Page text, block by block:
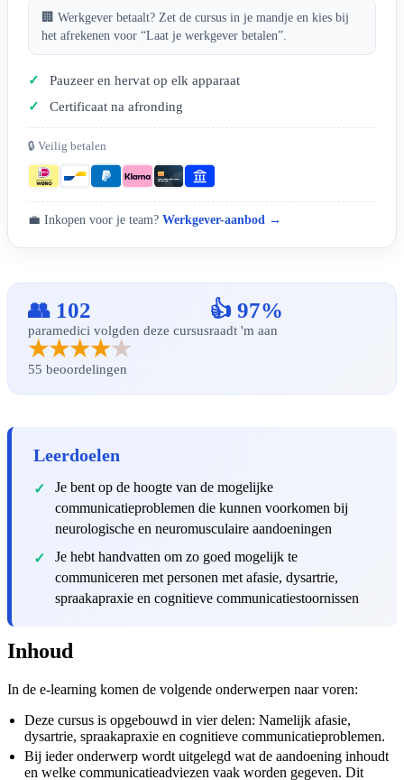
🏢 Werkgever betaalt? Zet de cursus in je mandje en kies bij
het afrekenen voor “Laat je werkgever betalen”.
Pauzeer en hervat op elk apparaat
Certificaat na afronding
🔒 Veilig betalen
💼 Inkopen voor je team? Werkgever-aanbod →
👥 102
paramedici volgden deze cursus
👍 97%
raadt 'm aan
★★★★★
55 beoordelingen
Leerdoelen
Je bent op de hoogte van de mogelijke
communicatieproblemen die kunnen voorkomen bij
neurologische en neuromusculaire aandoeningen
Je hebt handvatten om zo goed mogelijk te
communiceren met personen met afasie, dysartrie,
spraakapraxie en cognitieve communicatiestoornissen
Inhoud
In de e-learning komen de volgende onderwerpen naar voren:
Deze cursus is opgebouwd in vier delen: Namelijk afasie,
dysartrie, spraakapraxie en cognitieve communicatieproblemen.
Bij ieder onderwerp wordt uitgelegd wat de aandoening inhoudt
en welke communicatieadviezen vaak worden gegeven. Dit